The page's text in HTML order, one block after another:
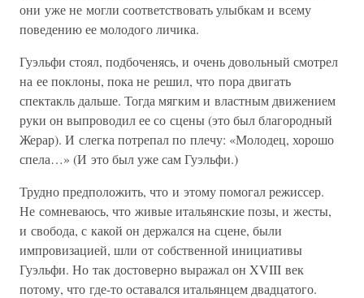
они уже не могли соответствовать улыбкам и всему
поведению ее молодого личика.
Гуэльфи стоял, подбоченясь, и очень довольный смотрел
на ее поклоны, пока не решил, что пора двигать
спектакль дальше. Тогда мягким и властным движением
руки он выпроводил ее со сцены (это был благородный
Жерар). И слегка потрепал по плечу: «Молодец, хорошо
спела…» (И это был уже сам Гуэльфи.)
Трудно предположить, что и этому помогал режиссер.
Не сомневаюсь, что живые итальянские позы, и жесты,
и свобода, с какой он держался на сцене, были
импровизацией, шли от собственной инициативы
Гуэльфи. Но так достоверно выражал он XVIII век
потому, что где-то оставался итальянцем двадцатого.